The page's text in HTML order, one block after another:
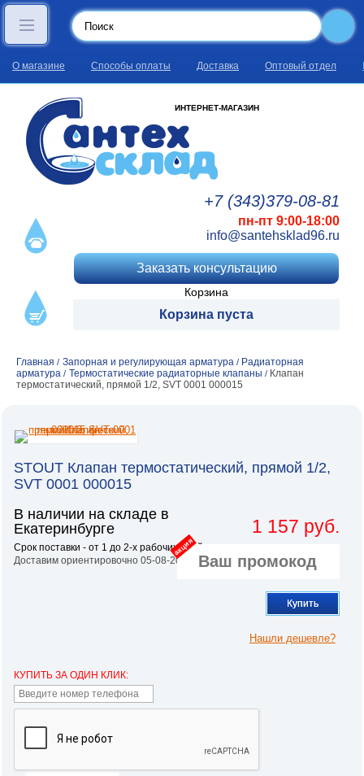
О магазине Способы оплаты Доставка Оптовый отдел
ИНТЕРНЕТ-МАГАЗИН
+7 (343)379-08-81
пн-пт 9:00-18:00
info@santehsklad96.ru
Заказать консультацию
Корзина
Корзина пуста
Главная / Запорная и регулирующая арматура / Радиаторная
арматура / Термостатические радиаторные клапаны / Клапан
термостатический, прямой 1/2, SVT 0001 000015
STOUT Клапан термостатический, прямой 1/2,
SVT 0001 000015
В наличии на складе в
Екатеринбурге
Срок поставки - от 1 до 2-х рабочих дней.
Доставим ориентировочно 05-08-2026
1 157 руб.
акция
Купить
Нашли дешевле?
КУПИТЬ ЗА ОДИН КЛИК: